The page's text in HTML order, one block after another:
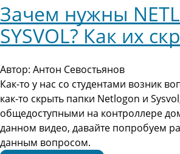
Зачем нужны
SYSVOL? Как их
Автор: Антон Севостьянов
Как-то у нас со студентами возник
как-то скрыть папки Netlogon и
общедоступными на контроллере
данном видео, давайте попробуем
данным вопросом.